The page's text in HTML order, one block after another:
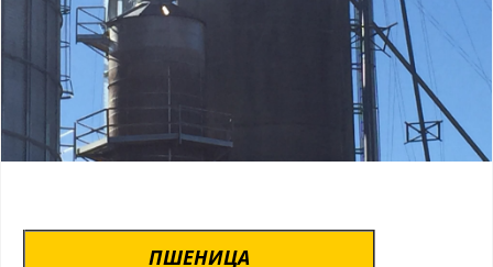
ПШЕНИЦА